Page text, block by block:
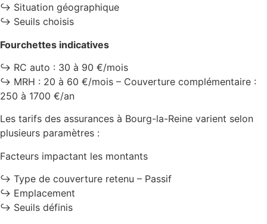
↪️ Situation géographique
↪️ Seuils choisis
Fourchettes indicatives
↪️ RC auto : 30 à 90 €/mois
↪️ MRH : 20 à 60 €/mois – Couverture complémentaire :
250 à 1700 €/an
Les tarifs des assurances à Bourg-la-Reine varient selon
plusieurs paramètres :
Facteurs impactant les montants
↪️ Type de couverture retenu – Passif
↪️ Emplacement
↪️ Seuils définis